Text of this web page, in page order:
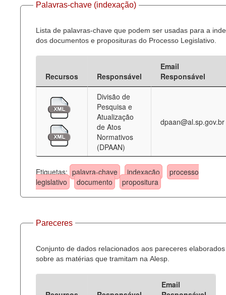
Palavras-chave (indexação)
Lista de palavras-chave que podem ser usadas para a
dos documentos e proposituras do Processo Legislativo.
Recursos Responsável
Email
Responsável
Divisão de
Pesquisa e
Atualização
de Atos
Normativos
(DPAAN)
dpaan@al.sp.gov.br
Etiquetas: palavra-chave indexação
processo
legislativo
documento propositura
Pareceres
Conjunto de dados relacionados aos pareceres elaborados
sobre as matérias que tramitam na Alesp.
Email